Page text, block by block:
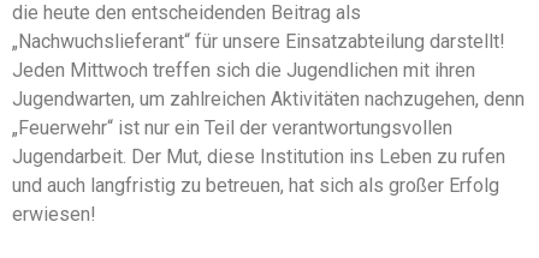
die heute den entscheidenden Beitrag als
„Nachwuchslieferant“ für unsere Einsatzabteilung darstellt!
Jeden Mittwoch treffen sich die Jugendlichen mit ihren
Jugendwarten, um zahlreichen Aktivitäten nachzugehen, denn
„Feuerwehr“ ist nur ein Teil der verantwortungsvollen
Jugendarbeit. Der Mut, diese Institution ins Leben zu rufen
und auch langfristig zu betreuen, hat sich als großer Erfolg
erwiesen!